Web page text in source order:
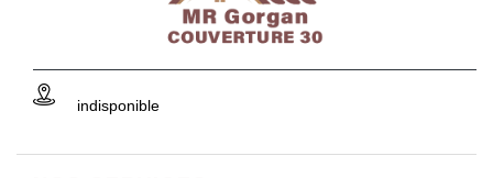
indisponible